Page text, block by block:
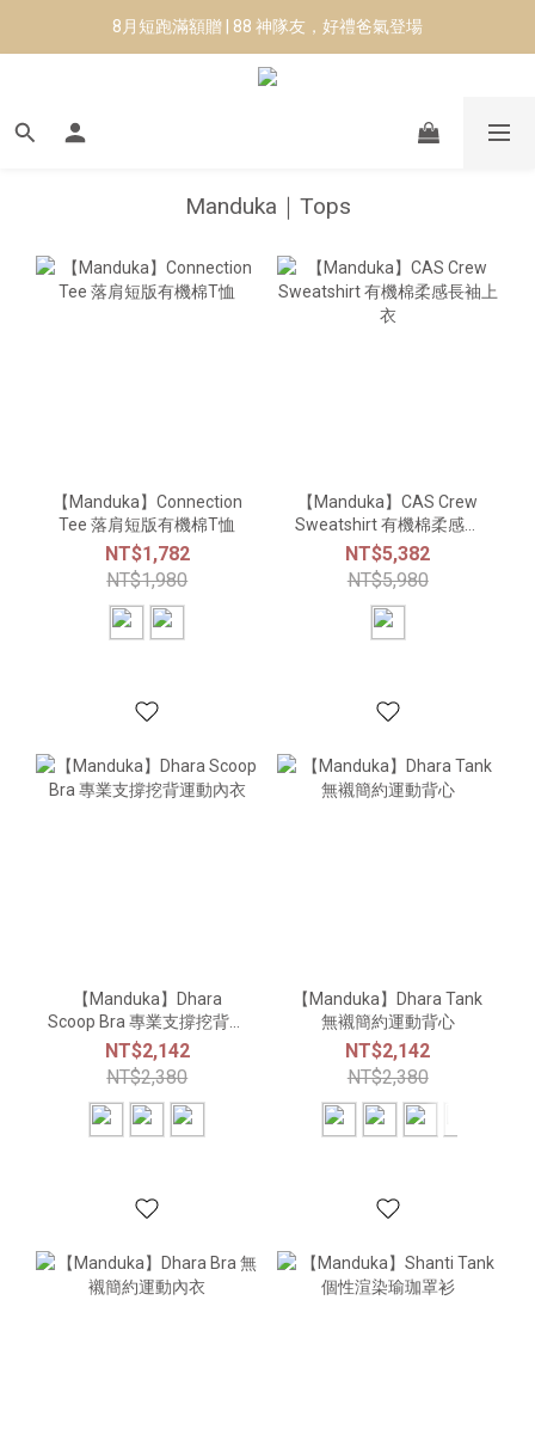
8月短跑滿額贈 | 88 神隊友，好禮爸氣登場
8月短跑滿額贈 | 88 神隊友，好禮爸氣登場
✨CURARING-韓國多功能深層按摩環｜新品預購88折！✨
Manduka-跟著青蛙去旅行｜快閃第二站-台南
Manduka｜Tops
【Manduka】Connection
Tee 落肩短版有機棉T恤
NT$1,782
NT$1,980
【Manduka】CAS Crew
Sweatshirt 有機棉柔感長
袖上衣
NT$5,382
NT$5,980
【Manduka】Dhara
Scoop Bra 專業支撐挖背運
動內衣
NT$2,142
NT$2,380
【Manduka】Dhara Tank
無襯簡約運動背心
NT$2,142
NT$2,380